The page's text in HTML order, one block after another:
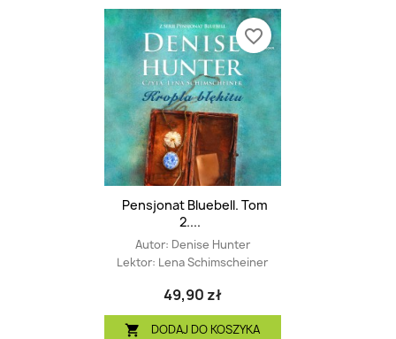
Pensjonat Bluebell. Tom
2....
Autor: Denise Hunter
Lektor: Lena Schimscheiner
49,90 zł
 DODAJ DO KOSZYKA
favorite_border